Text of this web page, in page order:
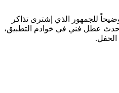
للجمهور الذي إشترى تذاكر
حدث عطل فني في خوادم التطبيق،